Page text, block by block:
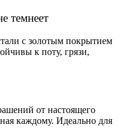
темнеет
с золотым покрытием
к поту, грязи,
от настоящего
каждому. Идеально для